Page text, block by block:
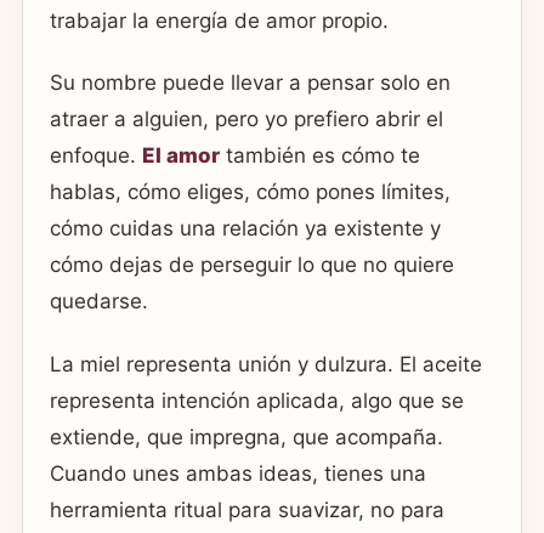
trabajar la energía de amor propio.
Su nombre puede llevar a pensar solo en
atraer a alguien, pero yo prefiero abrir el
enfoque. El amor también es cómo te
hablas, cómo eliges, cómo pones límites,
cómo cuidas una relación ya existente y
cómo dejas de perseguir lo que no quiere
quedarse.
La miel representa unión y dulzura. El aceite
representa intención aplicada, algo que se
extiende, que impregna, que acompaña.
Cuando unes ambas ideas, tienes una
herramienta ritual para suavizar, no para